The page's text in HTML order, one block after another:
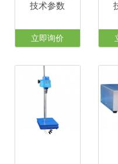
技术参数
立即询价